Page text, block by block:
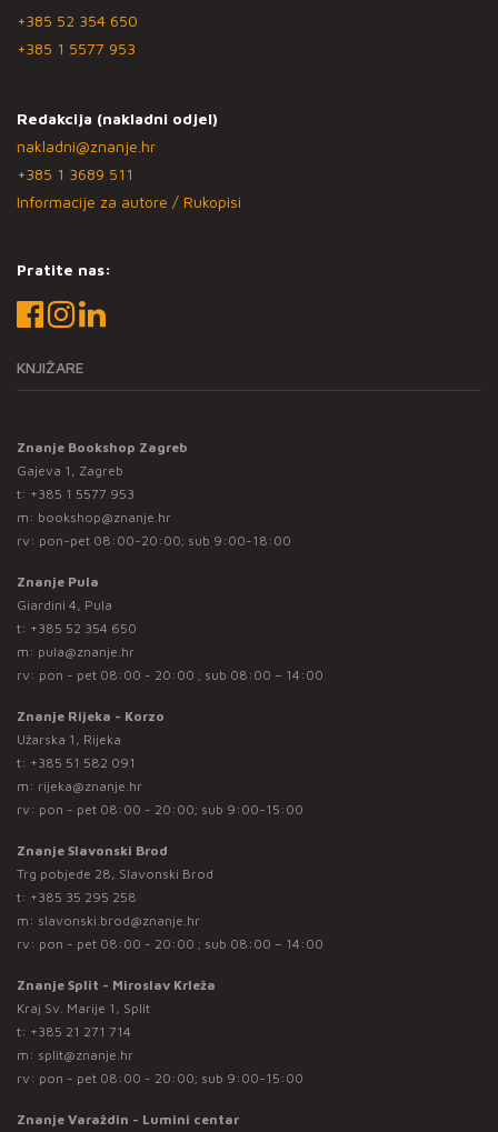
+385 52 354 650
+385 1 5577 953
Redakcija (nakladni odjel)
nakladni@znanje.hr
+385 1 3689 511
Informacije za autore / Rukopisi
Pratite nas:
KNJIŽARE
Znanje Bookshop Zagreb
Gajeva 1, Zagreb
t: +385 1 5577 953
m: bookshop@znanje.hr
rv: pon-pet 08:00-20:00; sub 9:00-18:00
Znanje Pula
Giardini 4, Pula
t: +385 52 354 650
m: pula@znanje.hr
rv: pon - pet 08:00 - 20:00 ; sub 08:00 – 14:00
Znanje Rijeka - Korzo
Užarska 1, Rijeka
t: +385 51 582 091
m: rijeka@znanje.hr
rv: pon - pet 08:00 - 20:00; sub 9:00-15:00
Znanje Slavonski Brod
Trg pobjede 28, Slavonski Brod
t: +385 35 295 258
m: slavonski.brod@znanje.hr
rv: pon - pet 08:00 - 20:00 ; sub 08:00 – 14:00
Znanje Split - Miroslav Krleža
Kraj Sv. Marije 1, Split
t: +385 21 271 714
m: split@znanje.hr
rv: pon - pet 08:00 - 20:00; sub 9:00-15:00
Znanje Varaždin - Lumini centar